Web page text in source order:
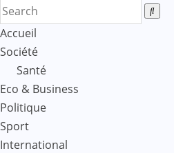
Accueil
Société
Santé
Eco & Business
Politique
Sport
International